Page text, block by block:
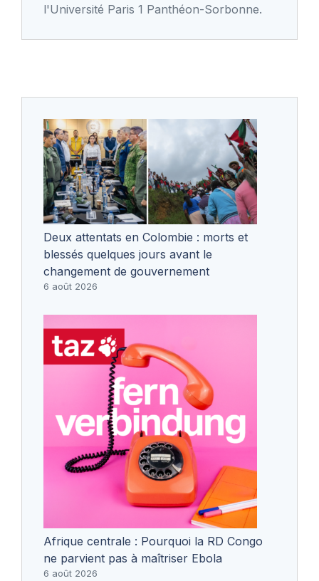
l'Université Paris 1 Panthéon-Sorbonne.
Deux attentats en Colombie : morts et
blessés quelques jours avant le
changement de gouvernement
6 août 2026
Afrique centrale : Pourquoi la RD Congo
ne parvient pas à maîtriser Ebola
6 août 2026